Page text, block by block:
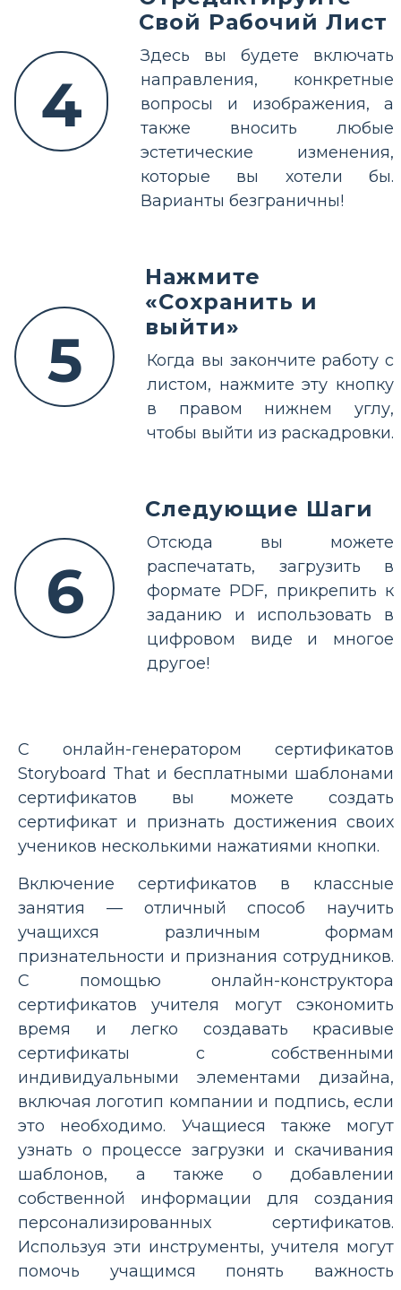
4
Свой Рабочий Лист
Здесь вы будете включать
направления, конкретные
вопросы и изображения, а
также вносить любые
эстетические изменения,
которые вы хотели бы.
Варианты безграничны!
5
Нажмите
«Сохранить и
выйти»
Когда вы закончите работу с
листом, нажмите эту кнопку
в правом нижнем углу,
чтобы выйти из раскадровки.
6
Следующие Шаги
Отсюда вы можете
распечатать, загрузить в
формате PDF, прикрепить к
заданию и использовать в
цифровом виде и многое
другое!
С онлайн-генератором сертификатов
Storyboard That и бесплатными шаблонами
сертификатов вы можете создать
сертификат и признать достижения своих
учеников несколькими нажатиями кнопки.
Включение сертификатов в классные
занятия — отличный способ научить
учащихся различным формам
признательности и признания сотрудников.
С помощью онлайн-конструктора
сертификатов учителя могут сэкономить
время и легко создавать красивые
сертификаты с собственными
индивидуальными элементами дизайна,
включая логотип компании и подпись, если
это необходимо. Учащиеся также могут
узнать о процессе загрузки и скачивания
шаблонов, а также о добавлении
собственной информации для создания
персонализированных сертификатов.
Используя эти инструменты, учителя могут
помочь учащимся понять важность